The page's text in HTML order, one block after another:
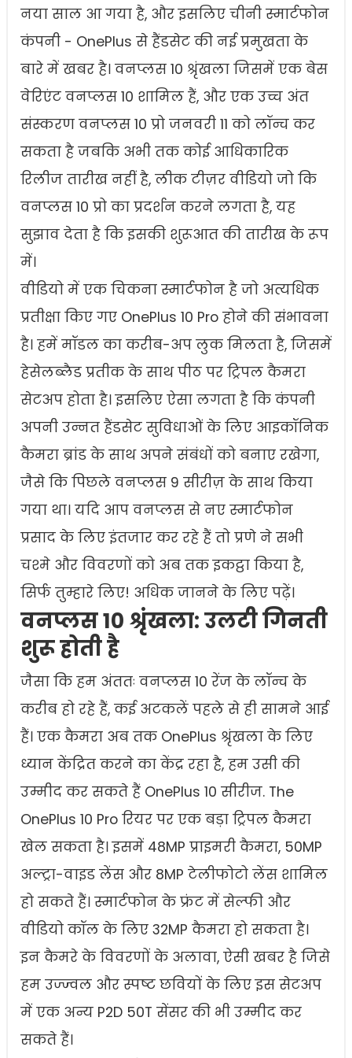
नया साल आ गया है, और इसलिए चीनी स्मार्टफोन
कंपनी - OnePlus से हैंडसेट की नई प्रमुखता के
बारे में खबर है। वनप्लस 10 श्रृंखला जिसमें एक बेस
वेरिएंट वनप्लस 10 शामिल हैं, और एक उच्च अंत
संस्करण वनप्लस 10 प्रो जनवरी 11 को लॉन्च कर
सकता है जबकि अभी तक कोई आधिकारिक
रिलीज तारीख नहीं है, लीक टीज़र वीडियो जो कि
वनप्लस 10 प्रो का प्रदर्शन करने लगता है, यह
सुझाव देता है कि इसकी शुरूआत की तारीख के रूप
में।
वीडियो में एक चिकना स्मार्टफोन है जो अत्यधिक
प्रतीक्षा किए गए OnePlus 10 Pro होने की संभावना
है। हमें मॉडल का करीब-अप लुक मिलता है, जिसमें
हेसेलब्लैड प्रतीक के साथ पीठ पर ट्रिपल कैमरा
सेटअप होता है। इसलिए ऐसा लगता है कि कंपनी
अपनी उन्नत हैंडसेट सुविधाओं के लिए आइकॉनिक
कैमरा ब्रांड के साथ अपने संबंधों को बनाए रखेगा,
जैसे कि पिछले वनप्लस 9 सीरीज़ के साथ किया
गया था। यदि आप वनप्लस से नए स्मार्टफोन
प्रसाद के लिए इंतजार कर रहे हैं तो प्रणे ने सभी
चश्मे और विवरणों को अब तक इकट्ठा किया है,
सिर्फ तुम्हारे लिए! अधिक जानने के लिए पढ़ें।
वनप्लस 10 श्रृंखला: उलटी गिनती
शुरू होती है
जैसा कि हम अंततः वनप्लस 10 रेंज के लॉन्च के
करीब हो रहे हैं, कई अटकलें पहले से ही सामने आई
हैं। एक कैमरा अब तक OnePlus श्रृंखला के लिए
ध्यान केंद्रित करने का केंद्र रहा है, हम उसी की
उम्मीद कर सकते हैं OnePlus 10 सीरीज. The
OnePlus 10 Pro रियर पर एक बड़ा ट्रिपल कैमरा
खेल सकता है। इसमें 48MP प्राइमरी कैमरा, 50MP
अल्ट्रा-वाइड लेंस और 8MP टेलीफोटो लेंस शामिल
हो सकते हैं। स्मार्टफोन के फ्रंट में सेल्फी और
वीडियो कॉल के लिए 32MP कैमरा हो सकता है।
इन कैमरे के विवरणों के अलावा, ऐसी खबर है जिसे
हम उज्ज्वल और स्पष्ट छवियों के लिए इस सेटअप
में एक अन्य P2D 50T सेंसर की भी उम्मीद कर
सकते हैं।